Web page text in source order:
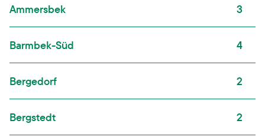
Ammersbek 3
Barmbek-Süd 4
Bergedorf 2
Bergstedt 2